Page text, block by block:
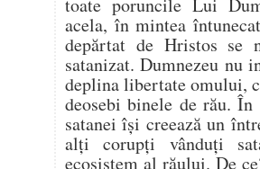
toate poruncile Lui
acela, în mintea
depărtat de Hristos se
satanizat. Dumnezeu nu
deplina libertate omului,
deosebi binele de rău.
satanei își creează un
alți corupți vânduți
ecosistem al răului. De